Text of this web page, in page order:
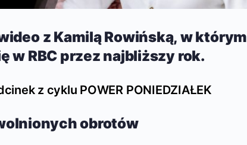
z Kamilą Rowińską, w którym
w RBC przez najbliższy rok.
z cyklu POWER PONIEDZIAŁEK
obrotów